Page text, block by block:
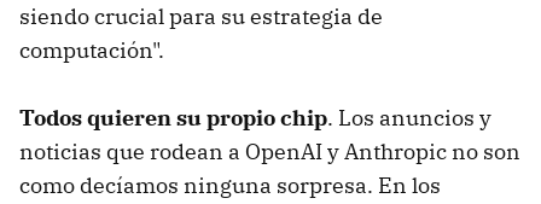
siendo crucial para su estrategia de
computación".
Todos quieren su propio chip. Los anuncios y
noticias que rodean a OpenAI y Anthropic no son
como decíamos ninguna sorpresa. En los